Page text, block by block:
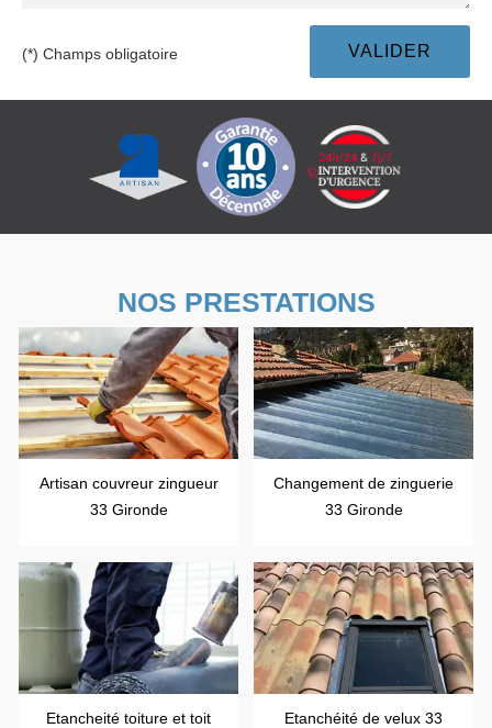
(*) Champs obligatoire
NOS PRESTATIONS
Artisan couvreur zingueur
33 Gironde
Changement de zinguerie
33 Gironde
Etancheité toiture et toit
Etanchéité de velux 33